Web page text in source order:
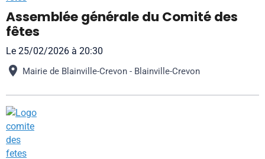
Assemblée générale du Comité des
fêtes
Le 25/02/2026 à 20:30
Mairie de Blainville-Crevon - Blainville-Crevon